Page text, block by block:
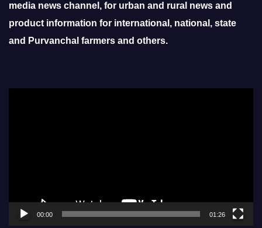
media news channel, for urban and rural news and
product information for international, national, state
and Purvanchal farmers and others.
00:00 01:26